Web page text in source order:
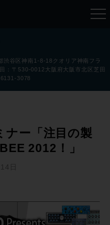
渋谷区神南1-8-18クオリア神南フラ
：〒530-0012大阪府大阪市北区芝田
3078
ナー「注目の製
2012！」
日